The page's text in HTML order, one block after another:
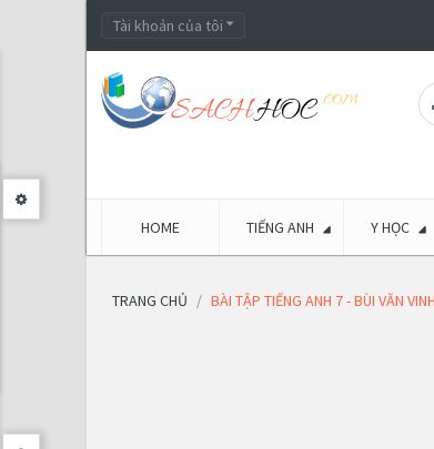
Tài khoản của tôi
HOME TIẾNG ANH Y HỌC
TRANG CHỦ BÀI TẬP TIẾNG ANH 7 - BÙI VĂN